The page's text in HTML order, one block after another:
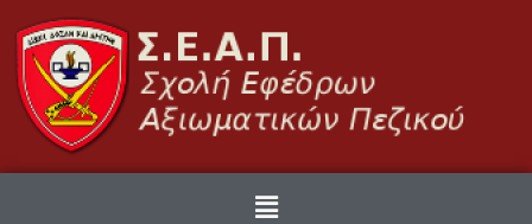
στο
περιεχόμενο
Menu